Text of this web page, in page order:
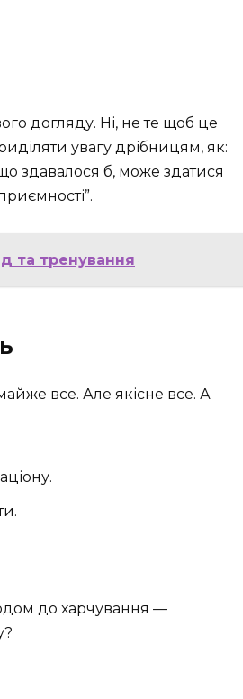
догляду. Ні, не те щоб це
увагу дрібницям, як:
здавалося б, може здатися
та тренування
все. Але якісне все. А
до харчування —